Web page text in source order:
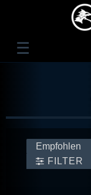
☰
FILTER